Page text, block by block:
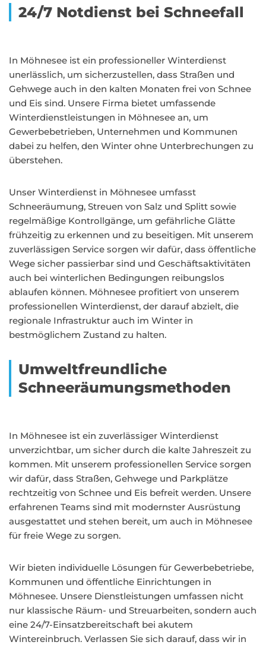
24/7 Notdienst bei Schneefall
In Möhnesee ist ein professioneller Winterdienst
unerlässlich, um sicherzustellen, dass Straßen und
Gehwege auch in den kalten Monaten frei von Schnee
und Eis sind. Unsere Firma bietet umfassende
Winterdienstleistungen in Möhnesee an, um
Gewerbebetrieben, Unternehmen und Kommunen
dabei zu helfen, den Winter ohne Unterbrechungen zu
überstehen.
Unser Winterdienst in Möhnesee umfasst
Schneeräumung, Streuen von Salz und Splitt sowie
regelmäßige Kontrollgänge, um gefährliche Glätte
frühzeitig zu erkennen und zu beseitigen. Mit unserem
zuverlässigen Service sorgen wir dafür, dass öffentliche
Wege sicher passierbar sind und Geschäftsaktivitäten
auch bei winterlichen Bedingungen reibungslos
ablaufen können. Möhnesee profitiert von unserem
professionellen Winterdienst, der darauf abzielt, die
regionale Infrastruktur auch im Winter in
bestmöglichem Zustand zu halten.
Umweltfreundliche
Schneeräumungsmethoden
In Möhnesee ist ein zuverlässiger Winterdienst
unverzichtbar, um sicher durch die kalte Jahreszeit zu
kommen. Mit unserem professionellen Service sorgen
wir dafür, dass Straßen, Gehwege und Parkplätze
rechtzeitig von Schnee und Eis befreit werden. Unsere
erfahrenen Teams sind mit modernster Ausrüstung
ausgestattet und stehen bereit, um auch in Möhnesee
für freie Wege zu sorgen.
Wir bieten individuelle Lösungen für Gewerbebetriebe,
Kommunen und öffentliche Einrichtungen in
Möhnesee. Unsere Dienstleistungen umfassen nicht
nur klassische Räum- und Streuarbeiten, sondern auch
eine 24/7-Einsatzbereitschaft bei akutem
Wintereinbruch. Verlassen Sie sich darauf, dass wir in